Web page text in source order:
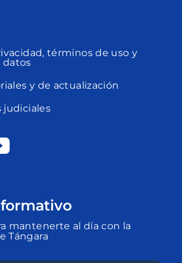
términos de uso y
datos
y de actualización
judiciales
mantenerte al día con la
Tángara